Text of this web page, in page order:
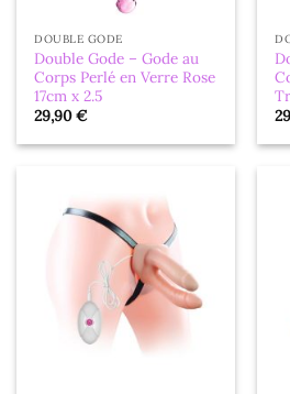
DOUBLE GODE
Double Gode – Gode au
Corps Perlé en Verre Rose
17cm x 2.5
29,90€